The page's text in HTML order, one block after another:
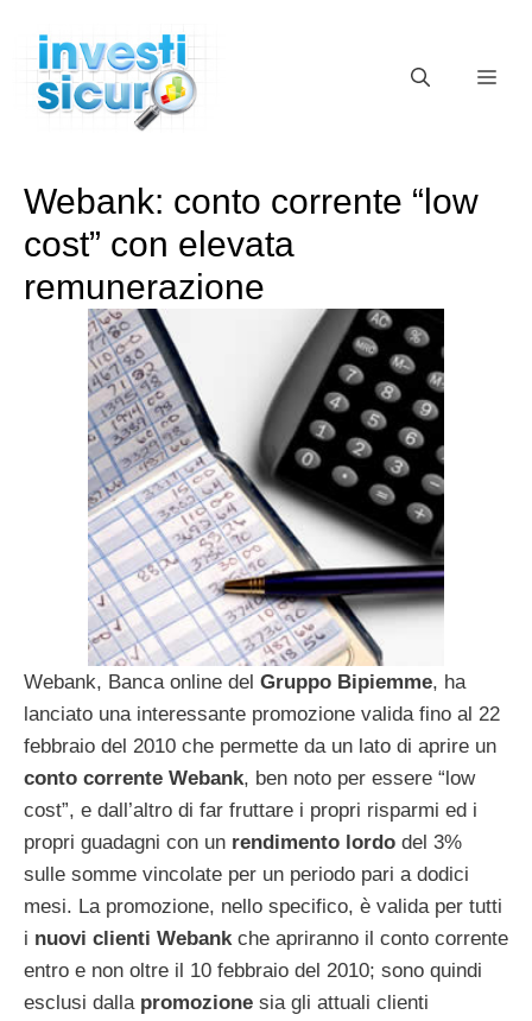
contenuto
Webank: conto corrente “low
cost” con elevata
remunerazione
Webank, Banca online del Gruppo Bipiemme, ha
lanciato una interessante promozione valida fino al 22
febbraio del 2010 che permette da un lato di aprire un
conto corrente Webank, ben noto per essere “low
cost”, e dall’altro di far fruttare i propri risparmi ed i
propri guadagni con un rendimento lordo del 3%
sulle somme vincolate per un periodo pari a dodici
mesi. La promozione, nello specifico, è valida per tutti
i nuovi clienti Webankche apriranno il conto corrente
entro e non oltre il 10 febbraio del 2010; sono quindi
esclusi dalla promozione sia gli attuali clienti